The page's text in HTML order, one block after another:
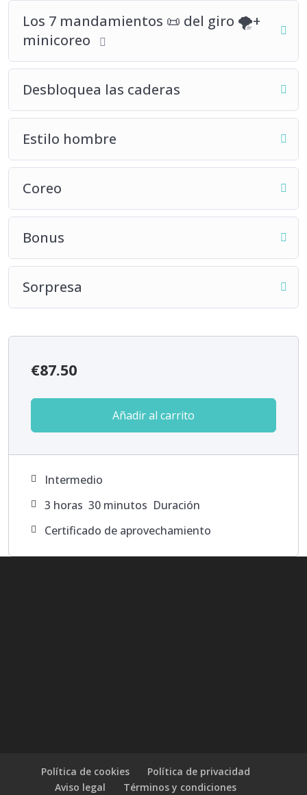
Los 7 mandamientos 📜 del giro 🌪+
minicoreo
Desbloquea las caderas
Estilo hombre
Coreo
Bonus
Sorpresa
€87.50
Añadir al carrito
Intermedio
3 horas 30 minutos Duración
Certificado de aprovechamiento
Política de cookies
Política de privacidad
Aviso legal
Términos y condiciones